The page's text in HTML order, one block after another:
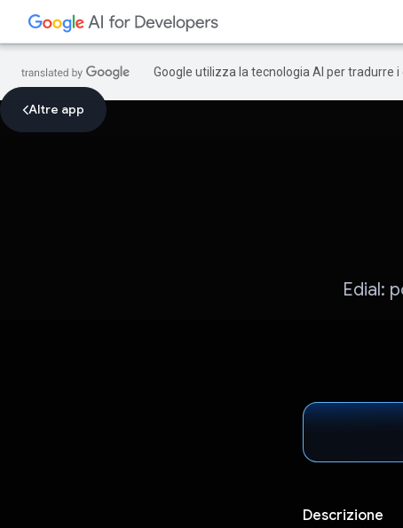
Google utilizza la tecnologia AI per tradurre
Altre app
Edial:
Descrizione